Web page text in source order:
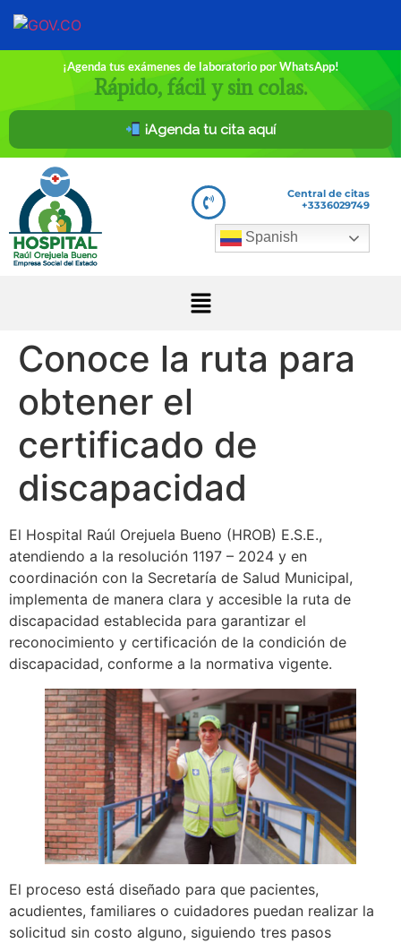
¡Agenda tus exámenes de laboratorio por WhatsApp!
Rápido, fácil y sin colas.
¡Agenda tu cita aquí
Central de citas
+3336029749
Spanish
Conoce la ruta para
obtener el
certificado de
discapacidad
El Hospital Raúl Orejuela Bueno (HROB) E.S.E.,
atendiendo a la resolución 1197 – 2024 y en
coordinación con la Secretaría de Salud Municipal,
implementa de manera clara y accesible la ruta de
discapacidad establecida para garantizar el
reconocimiento y certificación de la condición de
discapacidad, conforme a la normativa vigente.
El proceso está diseñado para que pacientes,
acudientes, familiares o cuidadores puedan realizar la
solicitud sin costo alguno, siguiendo tres pasos